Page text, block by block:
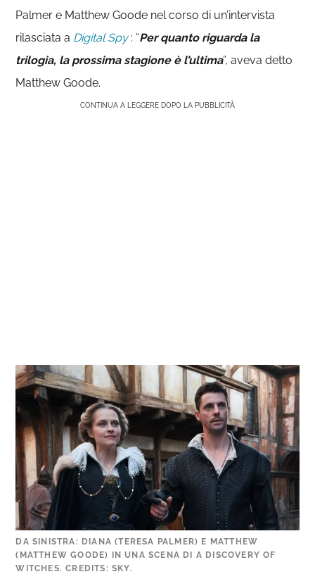
Palmer e Matthew Goode nel corso di un’intervista
rilasciata a Digital Spy: “Per quanto riguarda la
trilogia, la prossima stagione è l’ultima”, aveva detto
Matthew Goode.
CONTINUA A LEGGERE DOPO LA PUBBLICITÀ
DA SINISTRA: DIANA (TERESA PALMER) E MATTHEW
(MATTHEW GOODE) IN UNA SCENA DI A DISCOVERY OF
WITCHES. CREDITS: SKY.